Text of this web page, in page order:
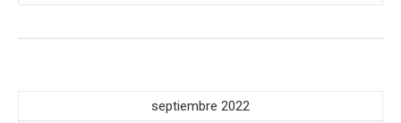
septiembre 2022